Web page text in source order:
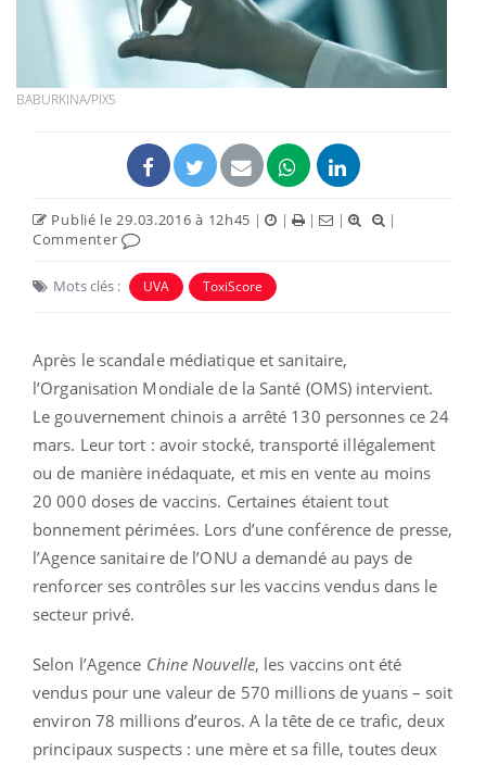
BABURKINA/PIX5
Publié le 29.03.2016 à 12h45 | | | |
|
Commenter
Mots clés : UVA ToxiScore
Après le scandale médiatique et sanitaire,
l’Organisation Mondiale de la Santé (OMS) intervient.
Le gouvernement chinois a arrêté 130 personnes ce 24
mars. Leur tort : avoir stocké, transporté illégalement
ou de manière inédaquate, et mis en vente au moins
20 000 doses de vaccins. Certaines étaient tout
bonnement périmées. Lors d’une conférence de presse,
l’Agence sanitaire de l’ONU a demandé au pays de
renforcer ses contrôles sur les vaccins vendus dans le
secteur privé.
Selon l’Agence Chine Nouvelle, les vaccins ont été
vendus pour une valeur de 570 millions de yuans – soit
environ 78 millions d’euros. A la tête de ce trafic, deux
principaux suspects : une mère et sa fille, toutes deux